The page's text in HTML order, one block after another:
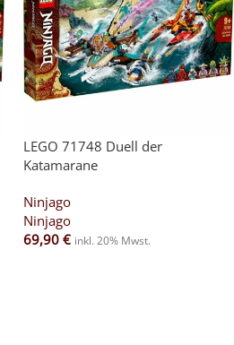
LEGO 71748 Duell der
Katamarane
Ninjago
Ninjago
69,90 € inkl. 20% Mwst.